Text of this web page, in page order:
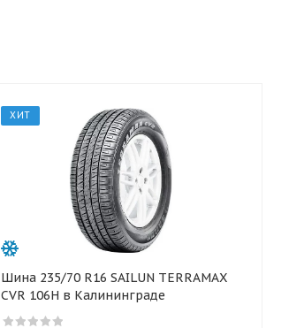
ХИТ
Шина 235/70 R16 SAILUN TERRAMAX
CVR 106H в Калининграде